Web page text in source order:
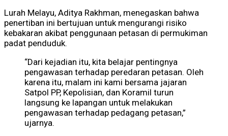
Lurah Melayu, Aditya Rakhman, menegaskan bahwa
penertiban ini bertujuan untuk mengurangi risiko
kebakaran akibat penggunaan petasan di permukiman
padat penduduk.
“Dari kejadian itu, kita belajar pentingnya
pengawasan terhadap peredaran petasan. Oleh
karena itu, malam ini kami bersama jajaran
Satpol PP, Kepolisian, dan Koramil turun
langsung ke lapangan untuk melakukan
pengawasan terhadap pedagang petasan,”
ujarnya.